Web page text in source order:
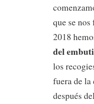
que se
2018
del
los
fuera de la
después